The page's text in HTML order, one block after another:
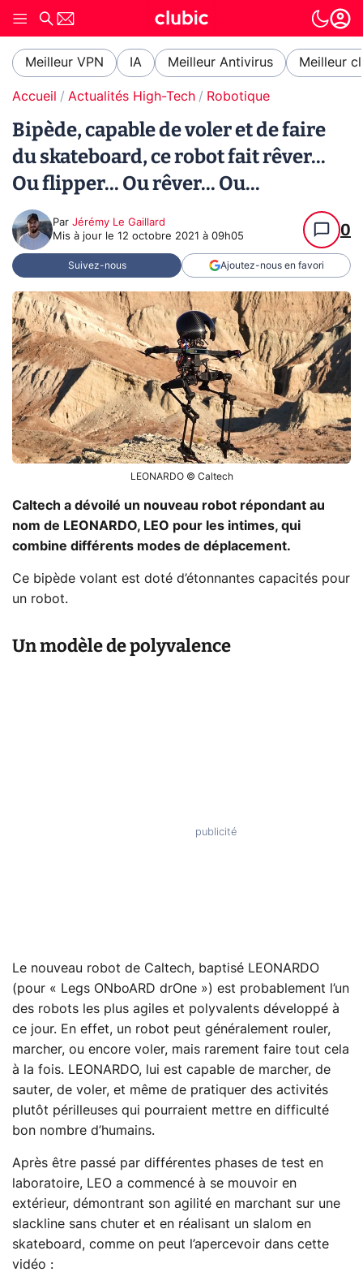
Meilleur VPN IA Meilleur Antivirus Meilleur
Accueil Actualités High-Tech Robotique
Bipède, capable de voler et de faire
du skateboard, ce robot fait rêver...
Ou flipper... Ou rêver... Ou...
Par Jérémy Le Gaillard
Mis à jour le 12 octobre 2021 à 09h05 0
Suivez-nous Ajoutez-nous en favori
LEONARDO © Caltech
Caltech a dévoilé un nouveau robot répondant au
nom de LEONARDO, LEO pour les intimes, qui
combine différents modes de déplacement.
Ce bipède volant est doté d’étonnantes capacités pour
un robot.
Un modèle de polyvalence
Le nouveau robot de Caltech, baptisé LEONARDO
(pour « Legs ONboARD drOne ») est probablement l’un
des robots les plus agiles et polyvalents développé à
ce jour. En effet, un robot peut généralement rouler,
marcher, ou encore voler, mais rarement faire tout cela
à la fois. LEONARDO, lui est capable de marcher, de
sauter, de voler, et même de pratiquer des activités
plutôt périlleuses qui pourraient mettre en difficulté
bon nombre d’humains.
Après être passé par différentes phases de test en
laboratoire, LEO a commencé à se mouvoir en
extérieur, démontrant son agilité en marchant sur une
slackline sans chuter et en réalisant un slalom en
skateboard, comme on peut l’apercevoir dans cette
vidéo :